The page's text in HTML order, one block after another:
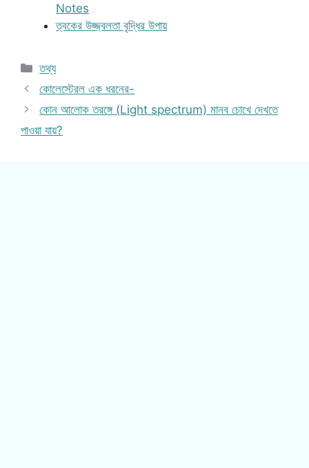
Notes
ত্বকের উজ্জ্বলতা বৃদ্ধির উপায়
Categories
তথ্য
কোলেস্টেরল এক ধরনের-
কোন আলোক তরঙ্গে (Light spectrum) মানব চোখে দেখতে
পাওয়া যায়?